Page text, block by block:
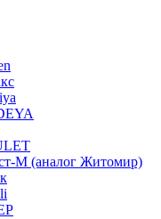
М (аналог Житомир)